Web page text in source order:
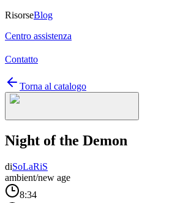
RisorseBlog
Centro assistenza
Contatto
Torna al catalogo
Night of the Demon
diSoLaRiS
ambient/new age
8:34